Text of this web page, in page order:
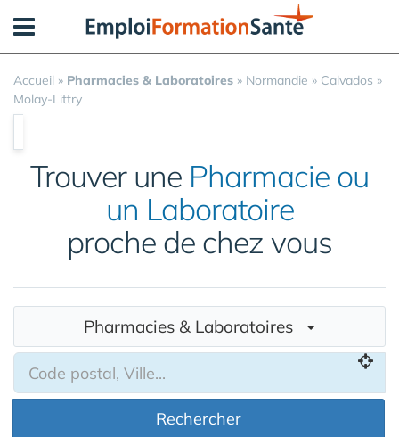
Accueil » Pharmacies & Laboratoires » Normandie » Calvados »
Molay-Littry
Trouver une Pharmacie ou
un Laboratoire
proche de chez vous
Pharmacies & Laboratoires
Rechercher